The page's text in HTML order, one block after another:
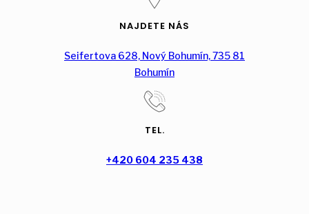
NAJDETE NÁS
Seifertova 628, Nový Bohumín, 735 81
Bohumín
TEL.
+420 604 235 438